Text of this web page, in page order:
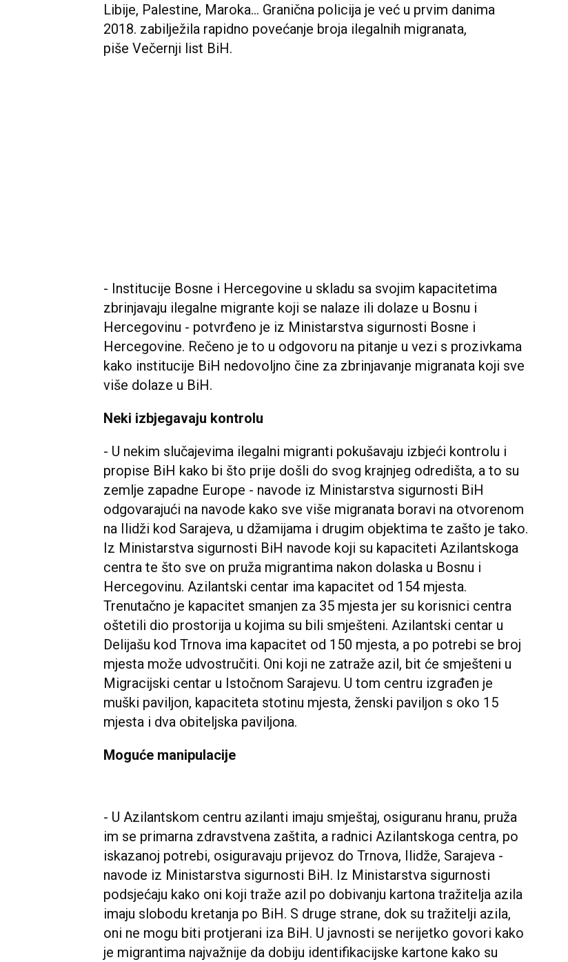
Libije, Palestine, Maroka... Granična policija je već u prvim danima
2018. zabilježila rapidno povećanje broja ilegalnih migranata,
piše Večernji list BiH.
- Institucije Bosne i Hercegovine u skladu sa svojim kapacitetima
zbrinjavaju ilegalne migrante koji se nalaze ili dolaze u Bosnu i
Hercegovinu - potvrđeno je iz Ministarstva sigurnosti Bosne i
Hercegovine. Rečeno je to u odgovoru na pitanje u vezi s prozivkama
kako institucije BiH nedovoljno čine za zbrinjavanje migranata koji sve
više dolaze u BiH.
Neki izbjegavaju kontrolu
- U nekim slučajevima ilegalni migranti pokušavaju izbjeći kontrolu i
propise BiH kako bi što prije došli do svog krajnjeg odredišta, a to su
zemlje zapadne Europe - navode iz Ministarstva sigurnosti BiH
odgovarajući na navode kako sve više migranata boravi na otvorenom
na Ilidži kod Sarajeva, u džamijama i drugim objektima te zašto je tako.
Iz Ministarstva sigurnosti BiH navode koji su kapaciteti Azilantskoga
centra te što sve on pruža migrantima nakon dolaska u Bosnu i
Hercegovinu. Azilantski centar ima kapacitet od 154 mjesta.
Trenutačno je kapacitet smanjen za 35 mjesta jer su korisnici centra
oštetili dio prostorija u kojima su bili smješteni. Azilantski centar u
Delijašu kod Trnova ima kapacitet od 150 mjesta, a po potrebi se broj
mjesta može udvostručiti. Oni koji ne zatraže azil, bit će smješteni u
Migracijski centar u Istočnom Sarajevu. U tom centru izgrađen je
muški paviljon, kapaciteta stotinu mjesta, ženski paviljon s oko 15
mjesta i dva obiteljska paviljona.
Moguće manipulacije
- U Azilantskom centru azilanti imaju smještaj, osiguranu hranu, pruža
im se primarna zdravstvena zaštita, a radnici Azilantskoga centra, po
iskazanoj potrebi, osiguravaju prijevoz do Trnova, Ilidže, Sarajeva -
navode iz Ministarstva sigurnosti BiH. Iz Ministarstva sigurnosti
podsjećaju kako oni koji traže azil po dobivanju kartona tražitelja azila
imaju slobodu kretanja po BiH. S druge strane, dok su tražitelji azila,
oni ne mogu biti protjerani iza BiH. U javnosti se nerijetko govori kako
je migrantima najvažnije da dobiju identifikacijske kartone kako su